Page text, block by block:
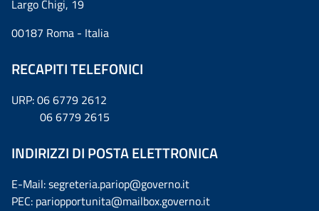
Largo Chigi, 19
00187 Roma - Italia
RECAPITI TELEFONICI
URP: 06 6779 2612
06 6779 2615
INDIRIZZI DI POSTA ELETTRONICA
E-Mail: segreteria.pariop@governo.it
PEC: pariopportunita@mailbox.governo.it